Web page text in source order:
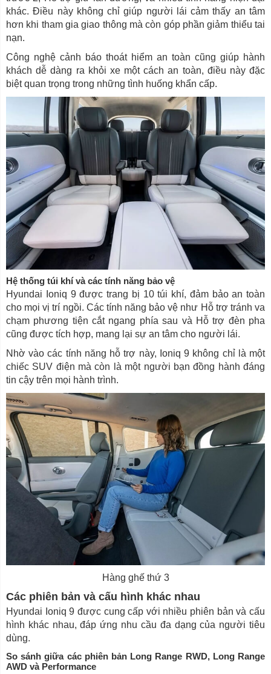
khác. Điều này không chỉ giúp người lái cảm thấy an tâm
hơn khi tham gia giao thông mà còn góp phần giảm thiểu tai
nạn.
Công nghệ cảnh báo thoát hiểm an toàn cũng giúp hành
khách dễ dàng ra khỏi xe một cách an toàn, điều này đặc
biệt quan trọng trong những tình huống khẩn cấp.
Hệ thống túi khí và các tính năng bảo vệ
Hyundai Ioniq 9 được trang bị 10 túi khí, đảm bảo an toàn
cho mọi vị trí ngồi. Các tính năng bảo vệ như Hỗ trợ tránh va
chạm phương tiện cắt ngang phía sau và Hỗ trợ đèn pha
cũng được tích hợp, mang lại sự an tâm cho người lái.
Nhờ vào các tính năng hỗ trợ này, Ioniq 9 không chỉ là một
chiếc SUV điện mà còn là một người bạn đồng hành đáng
tin cậy trên mọi hành trình.
Hàng ghế thứ 3
Các phiên bản và cấu hình khác nhau
Hyundai Ioniq 9 được cung cấp với nhiều phiên bản và cấu
hình khác nhau, đáp ứng nhu cầu đa dạng của người tiêu
dùng.
So sánh giữa các phiên bản Long Range RWD, Long Range
AWD và Performance